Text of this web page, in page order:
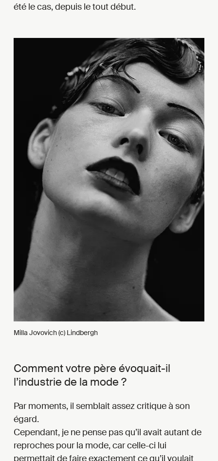
été le cas, depuis le tout début.
Milla Jovovich (c) Lindbergh
Comment votre père évoquait-il
l’industrie de la mode ?
Par moments, il semblait assez critique à son
égard.
Cependant, je ne pense pas qu’il avait autant de
reproches pour la mode, car celle-ci lui
permettait de faire exactement ce qu’il voulait